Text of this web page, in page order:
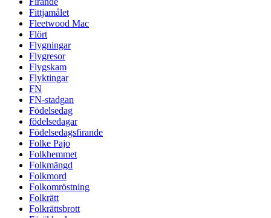
Fittjamålet
Fleetwood Mac
Flört
Flygningar
Flygresor
Flygskam
Flyktingar
FN
FN-stadgan
Födelsedag
födelsedagar
Födelsedagsfirande
Folke Pajo
Folkhemmet
Folkmängd
Folkmord
Folkomröstning
Folkrätt
Folkrättsbrott